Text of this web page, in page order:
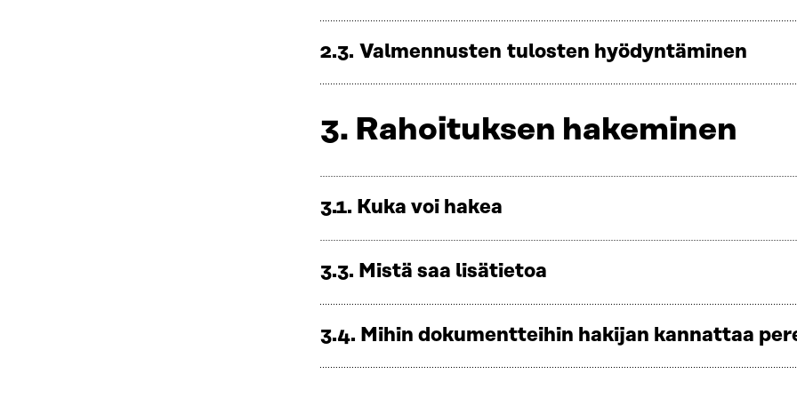
2.3. Valmennusten tulosten hyödyntäminen
3. Rahoituksen hakeminen
3.1. Kuka voi hakea
3.3. Mistä saa lisätietoa
3.4. Mihin dokumentteihin hakijan kannattaa